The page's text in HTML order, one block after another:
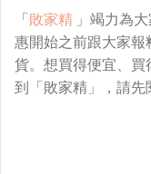
「敗家精 」竭力為
惠開始之前跟大家
貨。想買得便宜、
到「敗家精」，請先